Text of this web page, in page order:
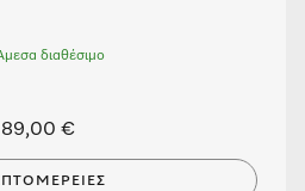
διαθέσιμο
€